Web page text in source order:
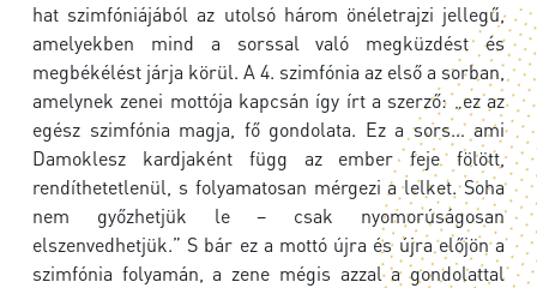
hat szimfóniájából az utolsó három önéletrajzi jellegű,
amelyekben mind a sorssal való megküzdést és
megbékélést járja körül. A 4. szimfónia az első a sorban,
amelynek zenei mottója kapcsán így írt a szerző: „ez az
egész szimfónia magja, fő gondolata. Ez a sors… ami
Damoklesz kardjaként függ az ember feje fölött,
rendíthetetlenül, s folyamatosan mérgezi a lelket. Soha
nem győzhetjük le – csak nyomorúságosan
elszenvedhetjük.” S bár ez a mottó újra és újra előjön a
szimfónia folyamán, a zene mégis azzal a gondolattal